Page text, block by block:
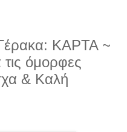
Γέρακα: ΚΑΡΤΑ ~
τις όμορφες
& Καλή